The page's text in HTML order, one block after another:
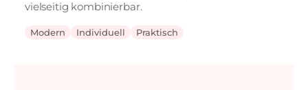
vielseitig kombinierbar.
Modern Individuell Praktisch